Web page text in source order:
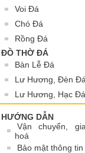
Voi Đá
Chó Đá
Rồng Đá
ĐỒ THỜ ĐÁ
Bàn Lễ Đá
Lư Hương, Đèn Đá
Lư Hương, Hạc Đá
HƯỚNG DẪN
Vận chuyển,
hoá
Bảo mật thông tin